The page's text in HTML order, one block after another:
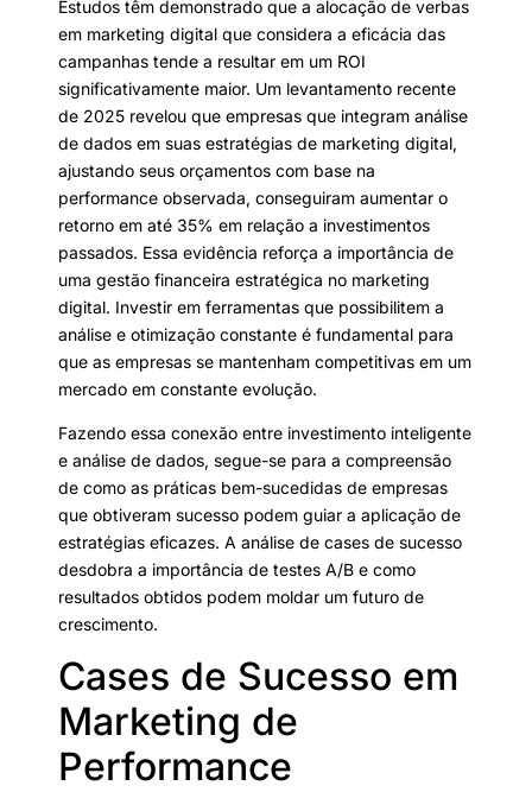
Estudos têm demonstrado que a alocação de verbas
em marketing digital que considera a eficácia das
campanhas tende a resultar em um ROI
significativamente maior. Um levantamento recente
de 2025 revelou que empresas que integram análise
de dados em suas estratégias de marketing digital,
ajustando seus orçamentos com base na
performance observada, conseguiram aumentar o
retorno em até 35% em relação a investimentos
passados. Essa evidência reforça a importância de
uma gestão financeira estratégica no marketing
digital. Investir em ferramentas que possibilitem a
análise e otimização constante é fundamental para
que as empresas se mantenham competitivas em um
mercado em constante evolução.
Fazendo essa conexão entre investimento inteligente
e análise de dados, segue-se para a compreensão
de como as práticas bem-sucedidas de empresas
que obtiveram sucesso podem guiar a aplicação de
estratégias eficazes. A análise de cases de sucesso
desdobra a importância de testes A/B e como
resultados obtidos podem moldar um futuro de
crescimento.
Cases de Sucesso em
Marketing de
Performance